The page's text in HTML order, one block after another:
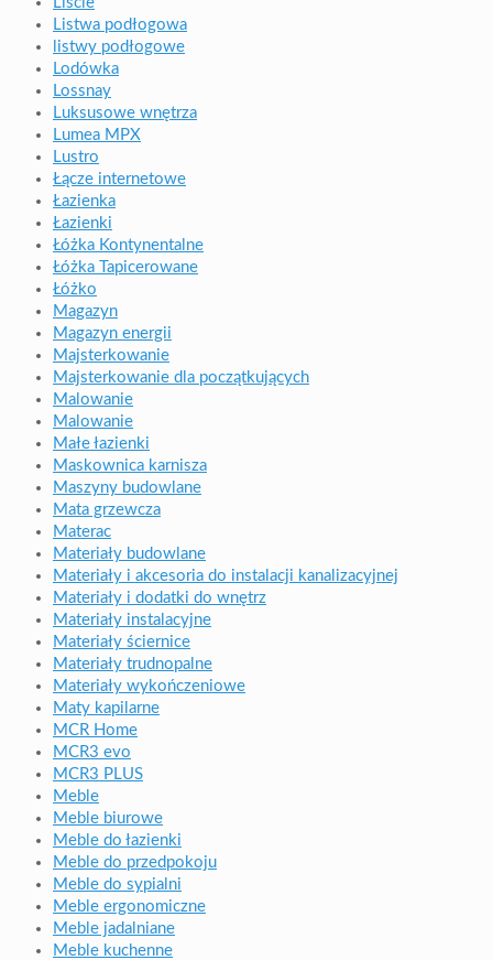
Listwa podłogowa
listwy podłogowe
Lodówka
Lossnay
Luksusowe wnętrza
Lumea MPX
Lustro
Łącze internetowe
Łazienka
Łazienki
Łóżka Kontynentalne
Łóżka Tapicerowane
Łóżko
Magazyn
Magazyn energii
Majsterkowanie
Majsterkowanie dla początkujących
Malowanie
Malowanie
Małe łazienki
Maskownica karnisza
Maszyny budowlane
Mata grzewcza
Materac
Materiały budowlane
Materiały i akcesoria do instalacji kanalizacyjnej
Materiały i dodatki do wnętrz
Materiały instalacyjne
Materiały ściernice
Materiały trudnopalne
Materiały wykończeniowe
Maty kapilarne
MCR Home
MCR3 evo
MCR3 PLUS
Meble
Meble biurowe
Meble do łazienki
Meble do przedpokoju
Meble do sypialni
Meble ergonomiczne
Meble jadalniane
Meble kuchenne